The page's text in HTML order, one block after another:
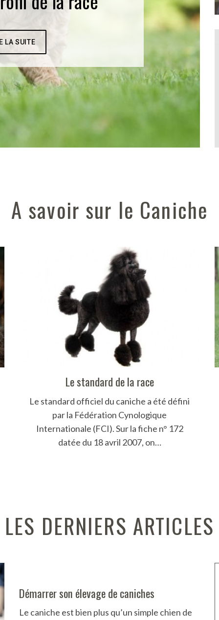
LA SUITE
A savoir sur le Caniche
Le standard de la race
Le standard officiel du caniche a été défini
par la Fédération Cynologique
Internationale (FCI). Sur la fiche n° 172
datée du 18 avril 2007, on…
LES DERNIERS ARTICLES
Démarrer son élevage de caniches
Le caniche est bien plus qu’un simple chien de